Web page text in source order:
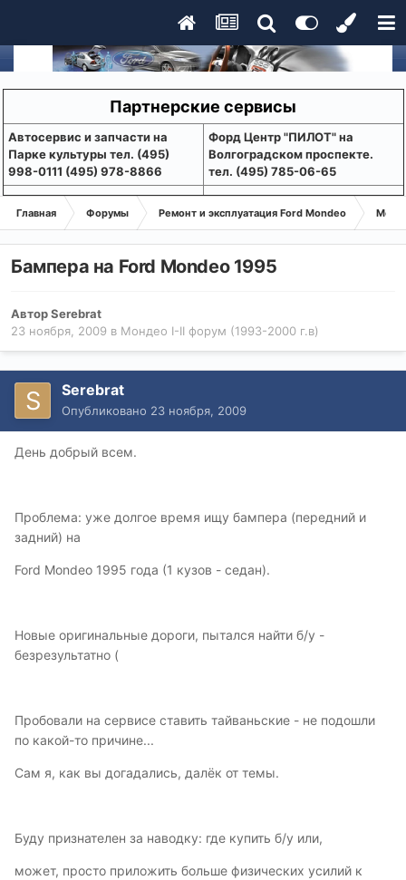
Партнерские сервисы
Aвтосервис и запчасти на
Парке культуры тел. (495)
998-0111 (495) 978-8866
Форд Центр "ПИЛОТ" на
Волгоградском проспекте.
тел. (495) 785-06-65
Главная Форумы Ремонт и эксплуатация Ford Mondeo
Бампера на Ford Mondeo 1995
АвторSerebrat
23 ноября, 2009 в Мондео I-II форум (1993-2000 г.в)
Serebrat
Опубликовано 23 ноября, 2009
День добрый всем.
Проблема: уже долгое время ищу бампера (передний и
задний) на
Ford Mondeo 1995 года (1 кузов - седан).
Новые оригинальные дороги, пытался найти б/у -
безрезультатно (
Пробовали на сервисе ставить тайваньские - не подошли
по какой-то причине...
Сам я, как вы догадались, далёк от темы.
Буду признателен за наводку: где купить б/у или,
может, просто приложить больше физических усилий к